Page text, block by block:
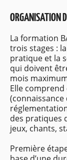
ORGANISATION
La formation
trois stages :
pratique et la
qui doivent
mois
Elle
(connaissance
des pratiques
jeux, chants,
Première